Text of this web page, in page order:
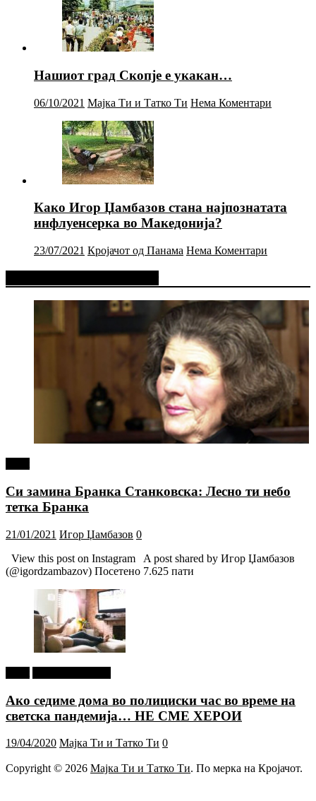
Нашиот град Скопје е укакан…
06/10/2021 Мајка Ти и Татко Ти Нема Коментари
Како Игор Џамбазов стана најпознатата
инфлуенсерка во Македонија?
23/07/2021 Кројачот од Панама Нема Коментари
Си замина Бранка Станковска: Лесно ти небо
тетка Бранка
21/01/2021 Игор Џамбазов 0
View this post on Instagram A post shared by Игор Џамбазов
(@igordzambazov) Посетено 7.625 пати
Ако седиме дома во полициски час во време на
светска пандемија… НЕ СМЕ ХЕРОИ
19/04/2020 Мајка Ти и Татко Ти 0
Copyright © 2026 Мајка Ти и Татко Ти. По мерка на Кројачот.